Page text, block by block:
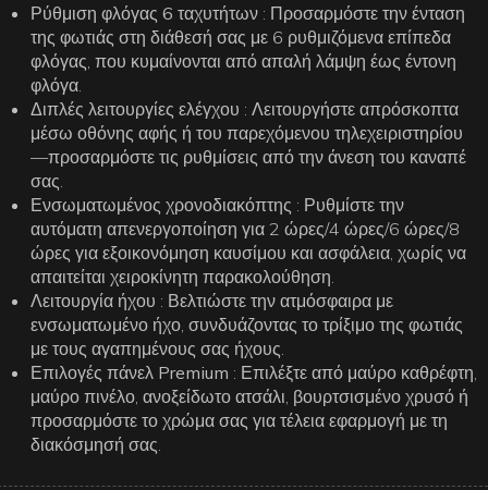
Ρύθμιση φλόγας 6 ταχυτήτων: Προσαρμόστε την ένταση
της φωτιάς στη διάθεσή σας με 6 ρυθμιζόμενα επίπεδα
φλόγας, που κυμαίνονται από απαλή λάμψη έως έντονη
φλόγα.
Διπλές λειτουργίες ελέγχου : Λειτουργήστε απρόσκοπτα
μέσω οθόνης αφής ή του παρεχόμενου τηλεχειριστηρίου
—προσαρμόστε τις ρυθμίσεις από την άνεση του καναπέ
σας.
Ενσωματωμένος χρονοδιακόπτης : Ρυθμίστε την
αυτόματη απενεργοποίηση για 2 ώρες/4 ώρες/6 ώρες/8
ώρες για εξοικονόμηση καυσίμου και ασφάλεια, χωρίς να
απαιτείται χειροκίνητη παρακολούθηση.
Λειτουργία ήχου : Βελτιώστε την ατμόσφαιρα με
ενσωματωμένο ήχο, συνδυάζοντας το τρίξιμο της φωτιάς
με τους αγαπημένους σας ήχους.
Επιλογές πάνελ Premium : Επιλέξτε από μαύρο καθρέφτη,
μαύρο πινέλο, ανοξείδωτο ατσάλι, βουρτσισμένο χρυσό ή
προσαρμόστε το χρώμα σας για τέλεια εφαρμογή με τη
διακόσμησή σας.